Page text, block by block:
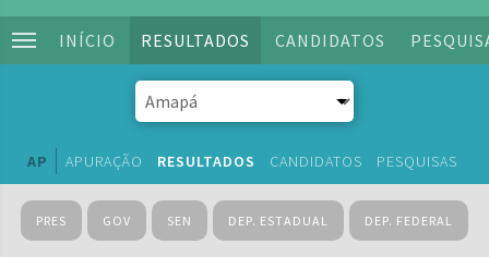
INÍCIO RESULTADOS CANDIDATOS
AP APURAÇÃO RESULTADOS CANDIDATOS PESQUISAS
PRES GOV SEN DEP. ESTADUAL DEP. FEDERAL